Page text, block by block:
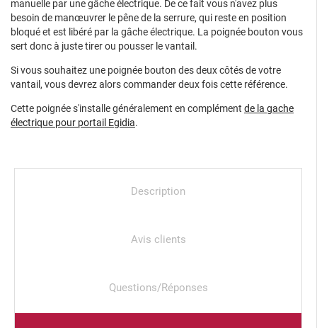
manuelle par une gâche électrique. De ce fait vous n'avez plus
besoin de manœuvrer le pêne de la serrure, qui reste en position
bloqué et est libéré par la gâche électrique. La poignée bouton vous
sert donc à juste tirer ou pousser le vantail.
Si vous souhaitez une poignée bouton des deux côtés de votre
vantail, vous devrez alors commander deux fois cette référence.
Cette poignée s'installe généralement en complément de la gache
électrique pour portail Egidia.
Description
Avis clients
Questions/Réponses